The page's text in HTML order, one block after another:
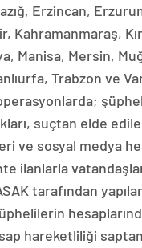
Erzincan,
Kahramanmaraş,
Manisa, Mersin,
Trabzon ve
suçtan elde
ve sosyal medya
ilanlarla
tarafından
hareketliliği